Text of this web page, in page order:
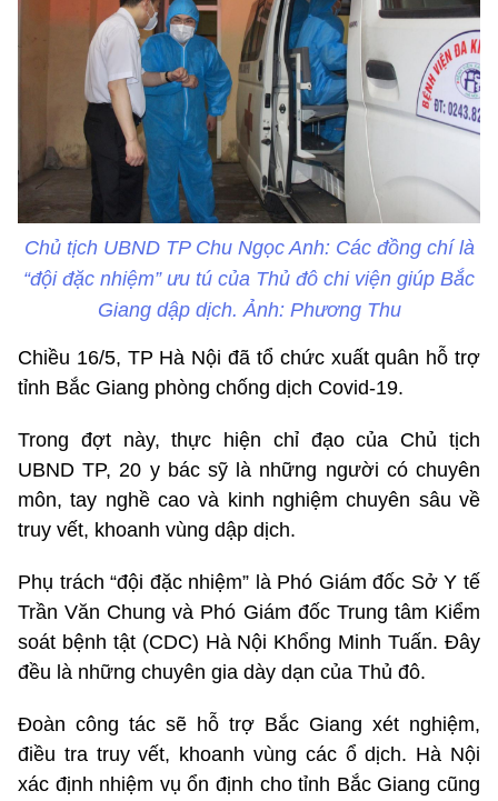
Chủ tịch UBND TP Chu Ngọc Anh: Các đồng chí là
“đội đặc nhiệm” ưu tú của Thủ đô chi viện giúp Bắc
Giang dập dịch. Ảnh: Phương Thu
Chiều 16/5, TP Hà Nội đã tổ chức xuất quân hỗ trợ
tỉnh Bắc Giang phòng chống dịch Covid-19.
Trong đợt này, thực hiện chỉ đạo của Chủ tịch
UBND TP, 20 y bác sỹ là những người có chuyên
môn, tay nghề cao và kinh nghiệm chuyên sâu về
truy vết, khoanh vùng dập dịch.
Phụ trách “đội đặc nhiệm” là Phó Giám đốc Sở Y tế
Trần Văn Chung và Phó Giám đốc Trung tâm Kiểm
soát bệnh tật (CDC) Hà Nội Khổng Minh Tuấn. Đây
đều là những chuyên gia dày dạn của Thủ đô.
Đoàn công tác sẽ hỗ trợ Bắc Giang xét nghiệm,
điều tra truy vết, khoanh vùng các ổ dịch. Hà Nội
xác định nhiệm vụ ổn định cho tỉnh Bắc Giang cũng